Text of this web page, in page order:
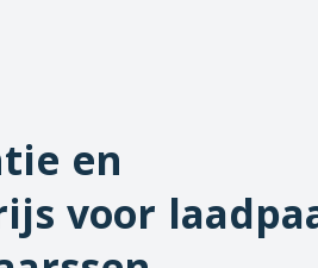
en
voor